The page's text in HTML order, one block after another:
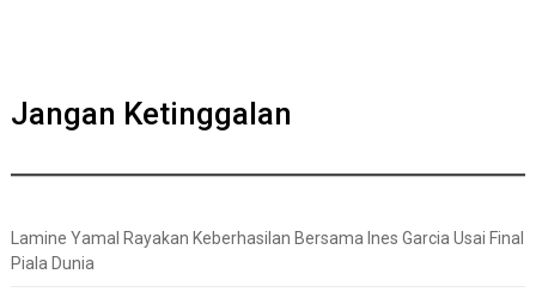
Jangan Ketinggalan
Lamine Yamal Rayakan Keberhasilan Bersama Ines Garcia Usai Final
Piala Dunia